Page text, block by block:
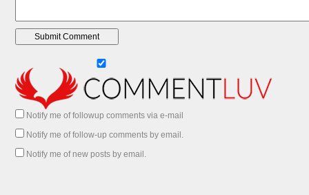
Notify me of followup comments via e-mail
Notify me of follow-up comments by email.
Notify me of new posts by email.